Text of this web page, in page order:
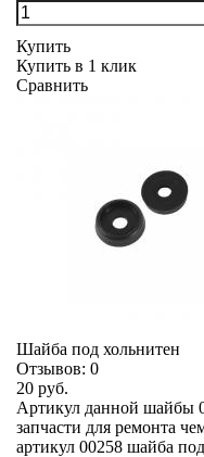
Купить
Купить в 1 клик
Сравнить
Шайба под хольнитен
Отзывов: 0
20 руб.
Артикул данной шайбы
запчасти для ремонта
артикул 00258 шайба